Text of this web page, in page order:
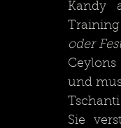
Kandy
oder
Sie